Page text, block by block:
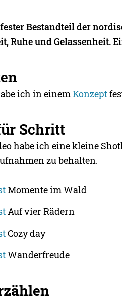
Bestandteil der
Ruhe und Gelassenheit.
ich in einemKonzept
Schritt
habe ich eine kleine
zu behalten.
Momente im Wald
Auf vier Rädern
Cozy day
Wanderfreude